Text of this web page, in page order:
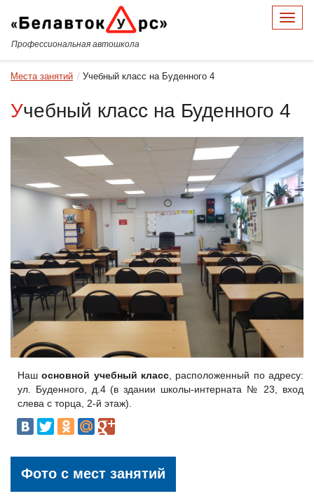
Профессиональная автошкола
Меню
Места занятий Учебный класс на Буденного 4
Учебный класс на Буденного 4
Нашосновной учебный класс , расположенный по адресу:
ул. Буденного, д.4 (в здании школы-интерната № 23, вход
слева с торца, 2-й этаж).
Фото с мест занятий